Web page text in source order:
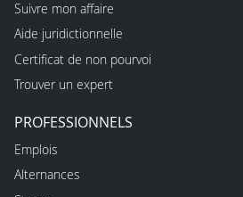
Suivre mon affaire
Aide juridictionnelle
Certificat de non pourvoi
Trouver un expert
PROFESSIONNELS
Emplois
Alternances